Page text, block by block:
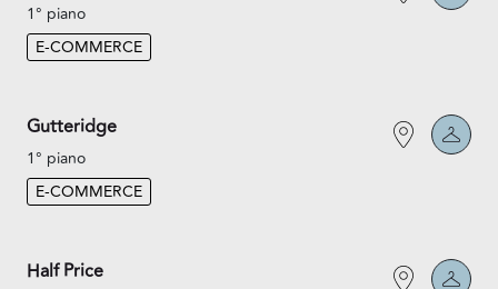
1° piano
E-COMMERCE
Gutteridge
1° piano
E-COMMERCE
Half Price